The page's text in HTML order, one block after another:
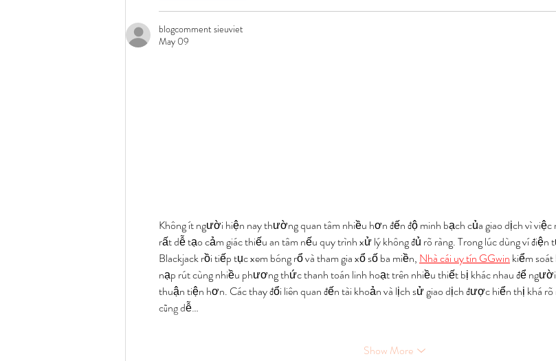
blogcomment sieuviet
May 09
Không ít người hiện nay thường quan tâm nhiều hơn đến độ minh bạch của giao dịch vì
rất dễ tạo cảm giác thiếu an tâm nếu quy trình xử lý không đủ rõ ràng. Trong lúc dùng ví
Blackjack rồi tiếp tục xem bóng rổ và tham gia xổ số ba miền, Nhà cái uy tín GGwin kiểm
nạp rút cùng nhiều phương thức thanh toán linh hoạt trên nhiều thiết bị khác nhau để
thuận tiện hơn. Các thay đổi liên quan đến tài khoản và lịch sử giao dịch được hiển thị khá rõ
cũng dễ…
Show More